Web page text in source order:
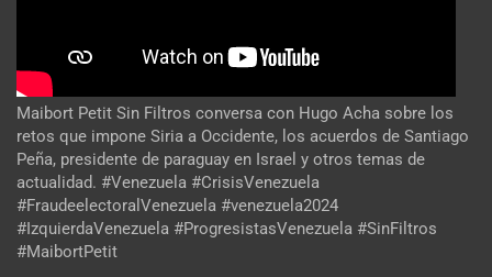
Maibort Petit Sin Filtros conversa con Hugo Acha sobre los
retos que impone Siria a Occidente, los acuerdos de Santiago
Peña, presidente de paraguay en Israel y otros temas de
actualidad. #Venezuela #CrisisVenezuela
#FraudeelectoralVenezuela #venezuela2024
#IzquierdaVenezuela #ProgresistasVenezuela #SinFiltros
#MaibortPetit